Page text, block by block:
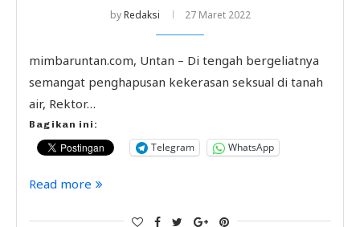
byRedaksi 27 Maret 2022
mimbaruntan.com, Untan – Di tengah bergeliatnya
semangat penghapusan kekerasan seksual di tanah
air, Rektor…
Bagikan ini:
Telegram WhatsApp
Read more